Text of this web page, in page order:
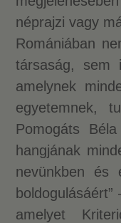
néprajzi vagy
Romániában
társaság, sem
amelynek
egyetemnek,
Pomogáts
hangjának
nevünkben
amelyet